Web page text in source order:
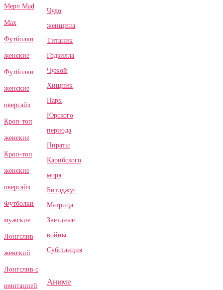
Мерч Mad
Max
Футболки
женские
Футболки
женские
оверсайз
Кроп-топ
женские
Кроп-топ
женские
оверсайз
Футболки
мужские
Лонгслив
женский
Лонгслив с
имитацией
Чудо
женщина
Титаник
Годзилла
Чужой
Хищник
Парк
Юрского
периода
Пираты
Карибского
моря
Битлджус
Матрица
Звездные
войны
Субстанция
Аниме